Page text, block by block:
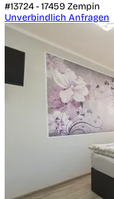
#13724 - 17459 Zempin
Unverbindlich Anfragen